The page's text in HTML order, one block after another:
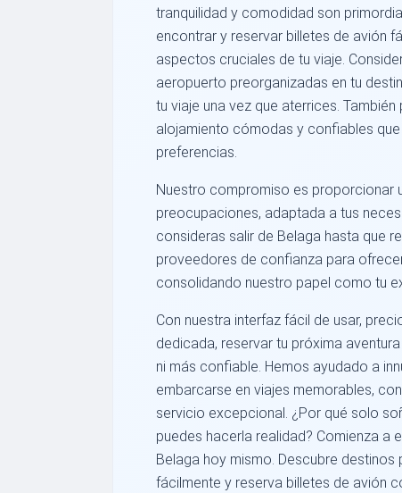
tranquilidad y comodidad son
encontrar y reservar billetes de avión
aspectos cruciales de tu viaje.
aeropuerto preorganizadas en tu
tu viaje una vez que aterrices.
alojamiento cómodas y confiables
preferencias.
Nuestro compromiso es proporcionar
preocupaciones, adaptada a tus
consideras salir de Belaga hasta que
proveedores de confianza para
consolidando nuestro papel como tu
Con nuestra interfaz fácil de usar,
dedicada, reservar tu próxima
ni más confiable. Hemos ayudado a
embarcarse en viajes memorables,
servicio excepcional. ¿Por qué solo
puedes hacerla realidad? Comienza a
Belaga hoy mismo. Descubre
fácilmente y reserva billetes de avión